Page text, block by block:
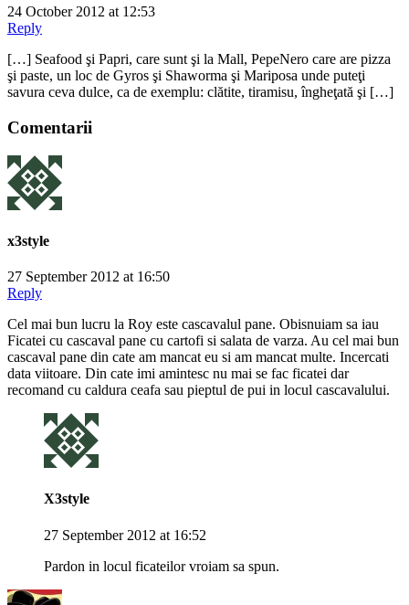
24 October 2012 at 12:53
Reply
[…] Seafood şi Papri, care sunt şi la Mall, PepeNero care are pizza
şi paste, un loc de Gyros şi Shaworma şi Mariposa unde puteţi
savura ceva dulce, ca de exemplu: clătite, tiramisu, îngheţată şi […]
Comentarii
x3style
27 September 2012 at 16:50
Reply
Cel mai bun lucru la Roy este cascavalul pane. Obisnuiam sa iau
Ficatei cu cascaval pane cu cartofi si salata de varza. Au cel mai bun
cascaval pane din cate am mancat eu si am mancat multe. Incercati
data viitoare. Din cate imi amintesc nu mai se fac ficatei dar
recomand cu caldura ceafa sau pieptul de pui in locul cascavalului.
X3style
27 September 2012 at 16:52
Pardon in locul ficateilor vroiam sa spun.